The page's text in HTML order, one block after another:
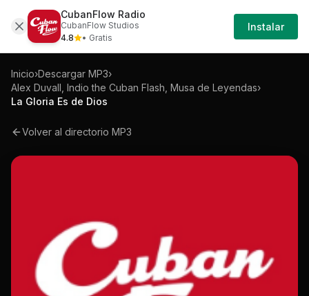
Mp3 Alex-duvall-indio-the-cuban-flash-
Iniciar
Sesión
Inicio›Descargar MP3›
Alex Duvall, Indio the Cuban Flash, Musa de Leyendas›
La Gloria Es de Dios
Volver al directorio MP3
CubanFlow Radio
CubanFlow Studios
4.8
• Gratis
Instalar